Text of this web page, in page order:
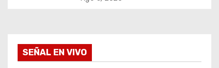
tSEÑAL EN VIVO